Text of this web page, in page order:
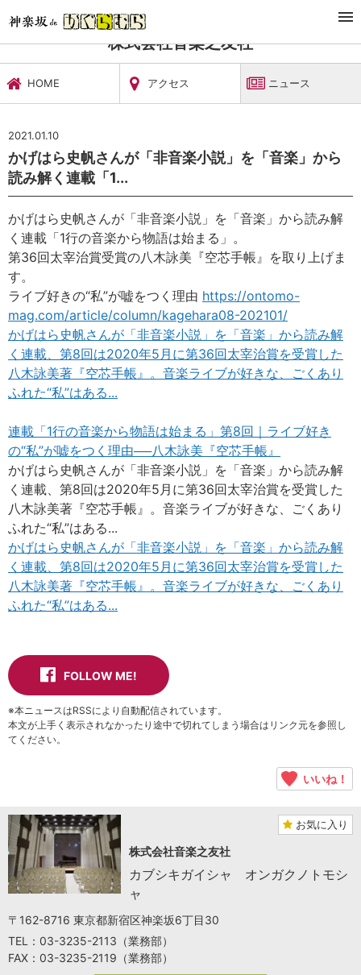
文化施設・ギャラリー
株式会社音楽之友社
HOME アクセス ニュース
2021.01.10
かげはら史帆さんが「非音楽小説」を「音楽」から
読み解く連載「1...
かげはら史帆さんが「非音楽小説」を「音楽」から読み解
く連載「1行の音楽から物語は始まる」。
第36回太宰治賞受賞の八木詠美『空芯手帳』を取り上げま
す。
ライブ好きの“私”が嘘をつく理由 https://ontomo-
mag.com/article/column/kagehara08-202101/
かげはら史帆さんが「非音楽小説」を「音楽」から読み解
く連載、第8回は2020年5月に第36回太宰治賞を受賞した
八木詠美著『空芯手帳』。音楽ライブが好きな、ごくあり
ふれた“私”はある...
連載「1行の音楽から物語は始まる」第8回｜ライブ好き
の“私”が嘘をつく理由──八木詠美『空芯手帳』
かげはら史帆さんが「非音楽小説」を「音楽」から読み解
く連載、第8回は2020年5月に第36回太宰治賞を受賞した
八木詠美著『空芯手帳』。音楽ライブが好きな、ごくあり
ふれた“私”はある...
かげはら史帆さんが「非音楽小説」を「音楽」から読み解
く連載、第8回は2020年5月に第36回太宰治賞を受賞した
八木詠美著『空芯手帳』。音楽ライブが好きな、ごくあり
ふれた“私”はある...
FOLLOW ME!
※本ニュースはRSSにより自動配信されています。
本文が上手く表示されなかったり途中で切れてしまう場合はリンク元を参照し
てください。
いいね！
お気に入り
株式会社音楽之友社
カブシキガイシャ オンガクノトモシ
ャ
〒162-8716 東京都新宿区神楽坂6丁目30
TEL：03-3235-2113（業務部）
FAX：03-3235-2119（業務部）